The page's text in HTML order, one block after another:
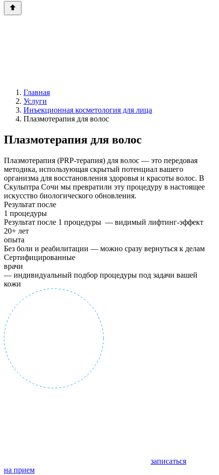
Главная
Услуги
Инъекционная косметология для лица
Плазмотерапия для волос
Плазмотерапия для волос
Плазмотерапия (PRP-терапия) для волос — это передовая
методика, использующая скрытый потенциал вашего
организма для восстановления здоровья и красоты волос. В
Скульптра Сочи мы превратили эту процедуру в настоящее
искусство биологического обновления.
Результат после
1 процедуры
Результат после 1 процедуры — видимый лифтинг-эффект
20+ лет
опыта
Без боли и реабилитации — можно сразу вернуться к делам
Сертифицированные
врачи
— индивидуальный подбор процедуры под задачи вашей
кожи
записаться
на прием